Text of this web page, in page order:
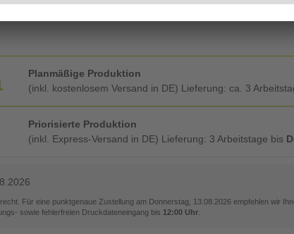
Planmäßige Produktion
(inkl. kostenlosem Versand in DE) Lieferung: ca. 3
Priorisierte Produktion
(inkl. Express-Versand in DE) Lieferung: 3 Arbeitstage bis
Für eine punktgenaue Zustellung am Donnerstag, 13.08.2026 empfehlen wir
sowie fehlerfreien Druckdateneingang bis 12:00 Uhr